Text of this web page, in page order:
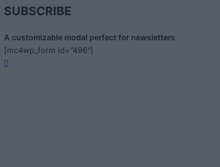
SUBSCRIBE
A customizable modal perfect for newsletters
[mc4wp_form id="496"]